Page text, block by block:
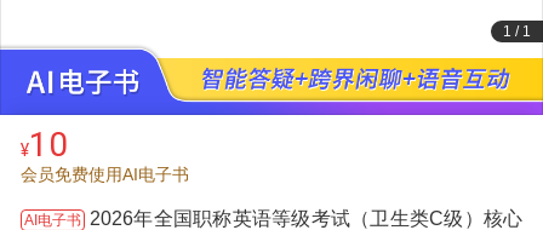
1 / 1
¥10
会员免费使用AI电子书
AI电子书 2026年全国职称英语等级考试（卫生类C级）核心